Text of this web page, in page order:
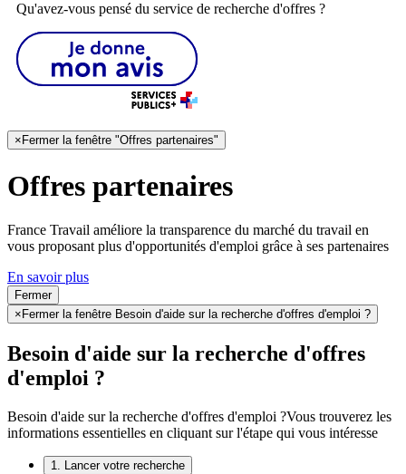
Qu'avez-vous pensé du service de recherche d'offres ?
× Fermer la fenêtre "Offres partenaires"
Offres partenaires
France Travail améliore la transparence du marché du travail en
vous proposant plus d'opportunités d'emploi grâce à ses partenaires
En savoir plus
Fermer
× Fermer la fenêtre Besoin d'aide sur la recherche d'offres d'emploi ?
Besoin d'aide sur la recherche d'offres
d'emploi ?
Besoin d'aide sur la recherche d'offres d'emploi ?Vous trouverez les
informations essentielles en cliquant sur l'étape qui vous intéresse
1. Lancer votre recherche